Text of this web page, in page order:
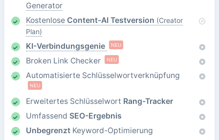
Generator
Kostenlose Content-AI Testversion (Creator
Plan)
KI-Verbindungsgenie NEU
Broken Link Checker NEU
Automatisierte Schlüsselwortverknüpfung
NEU
Erweitertes Schlüsselwort Rang-Tracker
Umfassend SEO-Ergebnis
UnbegrenztKeyword-Optimierung